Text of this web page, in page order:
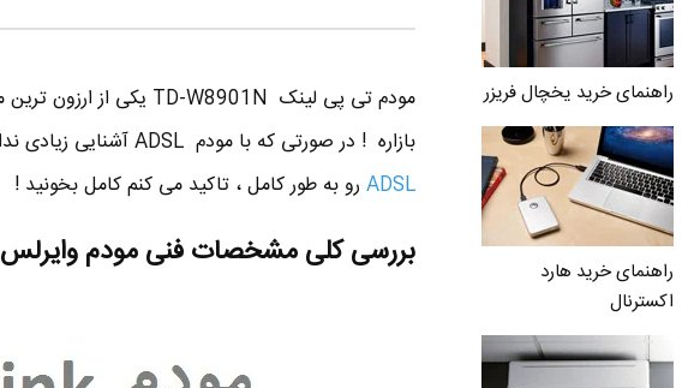
راهنمای خرید یخچال فریزر
راهنمای خرید هارد
اکسترنال
بازاره ! در صورتی که با مودم ADSL آشنایی زیادی ندارید حتما قبل از خرید مودم ، پست
ADSL رو به طور کامل ، تاکید می کنم کامل بخونید !
بررسی کلی مشخصات فنی مودم وایرلس TP-Link TD-W8901N